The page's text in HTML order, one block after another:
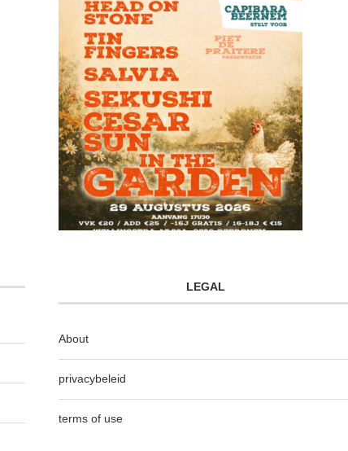
LEGAL
About
privacybeleid
terms of use